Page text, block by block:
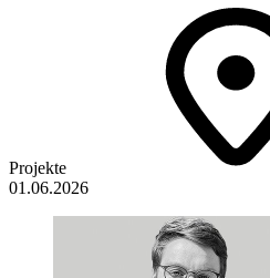
Projekte
01.06.2026